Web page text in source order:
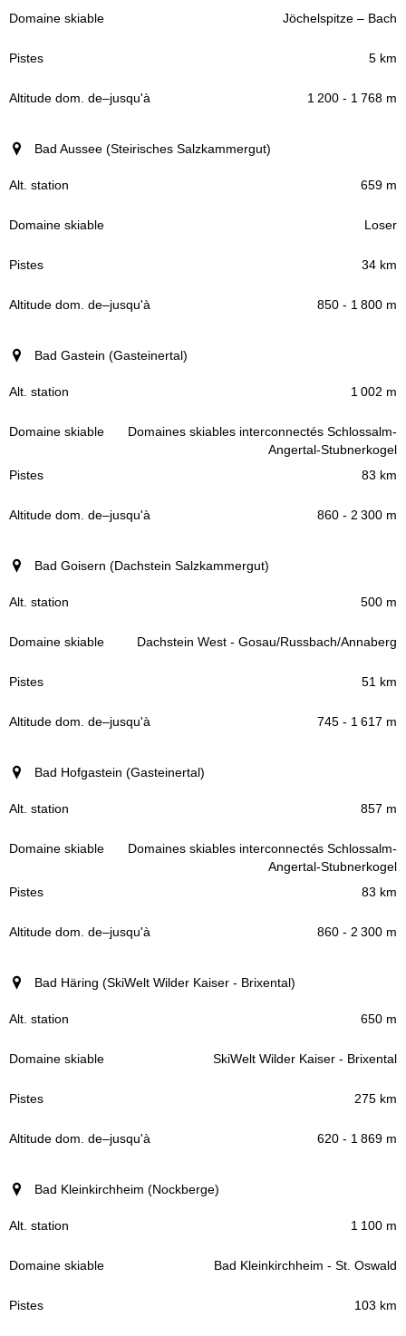
Jöchelspitze – Bach
5 km
1 200 - 1 768 m
Bad Aussee (Steirisches Salzkammergut)
659 m
Loser
34 km
850 - 1 800 m
Bad Gastein (Gasteinertal)
1 002 m
Domaines skiables interconnectés Schlossalm-
Angertal-Stubnerkogel
83 km
860 - 2 300 m
Bad Goisern (Dachstein Salzkammergut)
500 m
Dachstein West - Gosau/Russbach/Annaberg
51 km
745 - 1 617 m
Bad Hofgastein (Gasteinertal)
857 m
Domaines skiables interconnectés Schlossalm-
Angertal-Stubnerkogel
83 km
860 - 2 300 m
Bad Häring (SkiWelt Wilder Kaiser - Brixental)
650 m
SkiWelt Wilder Kaiser - Brixental
275 km
620 - 1 869 m
Bad Kleinkirchheim (Nockberge)
1 100 m
Bad Kleinkirchheim - St. Oswald
103 km